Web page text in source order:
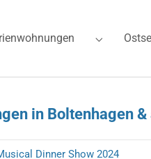
Submenu
in Boltenhagen
Dinner Show 2024